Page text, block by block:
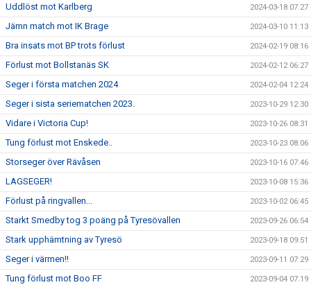
Uddlöst mot Karlberg 2024-03-18 07:27
Jämn match mot IK Brage 2024-03-10 11:13
Bra insats mot BP trots förlust 2024-02-19 08:16
Förlust mot Bollstanäs SK 2024-02-12 06:27
Seger i första matchen 2024 2024-02-04 12:24
Seger i sista seriematchen 2023. 2023-10-29 12:30
Vidare i Victoria Cup! 2023-10-26 08:31
Tung förlust mot Enskede.. 2023-10-23 08:06
Storseger över Rävåsen 2023-10-16 07:46
LAGSEGER! 2023-10-08 15:36
Förlust på ringvallen... 2023-10-02 06:45
Starkt Smedby tog 3 poäng på Tyresövallen 2023-09-26 06:54
Stark upphämtning av Tyresö 2023-09-18 09:51
Seger i värmen!! 2023-09-11 07:29
Tung förlust mot Boo FF 2023-09-04 07:19